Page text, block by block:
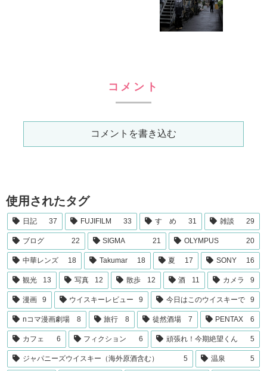
コメント
コメントを書き込む
使用されたタグ
日記 37 FUJIFILM 33 すゝめ 31 雑談 29
ブログ 22 SIGMA 21 OLYMPUS 20
中華レンズ 18 Takumar 18 夏 17 SONY 16
観光 13 写真 12 散歩 12 酒 11 カメラ 9
漫画 9 ウイスキーレビュー 9 今日はこのウイスキーで 9
nコマ漫画劇場 8 旅行 8 徒然酒場 7 PENTAX 6
カフェ 6 フィクション 6 頑張れ！今期絶望くん 5
ジャパニーズウイスキー（海外原酒含む） 5 温泉 5